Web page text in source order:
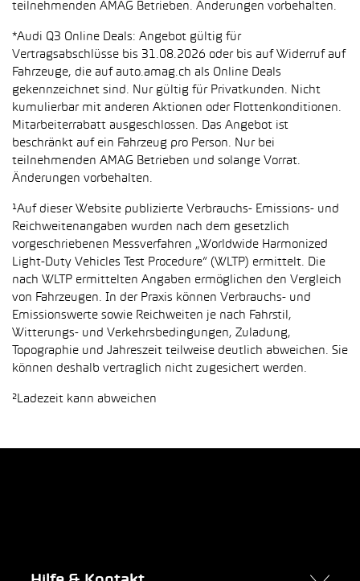
teilnehmenden AMAG Betrieben. Änderungen vorbehalten.
*Audi Q3 Online Deals: Angebot gültig für
Vertragsabschlüsse bis 31.08.2026 oder bis auf Widerruf auf
Fahrzeuge, die auf auto.amag.ch als Online Deals
gekennzeichnet sind. Nur gültig für Privatkunden. Nicht
kumulierbar mit anderen Aktionen oder Flottenkonditionen.
Mitarbeiterrabatt ausgeschlossen. Das Angebot ist
beschränkt auf ein Fahrzeug pro Person. Nur bei
teilnehmenden AMAG Betrieben und solange Vorrat.
Änderungen vorbehalten.
¹Auf dieser Website publizierte Verbrauchs- Emissions- und
Reichweitenangaben wurden nach dem gesetzlich
vorgeschriebenen Messverfahren „Worldwide Harmonized
Light-Duty Vehicles Test Procedure“ (WLTP) ermittelt. Die
nach WLTP ermittelten Angaben ermöglichen den Vergleich
von Fahrzeugen. In der Praxis können Verbrauchs- und
Emissionswerte sowie Reichweiten je nach Fahrstil,
Witterungs- und Verkehrsbedingungen, Zuladung,
Topographie und Jahreszeit teilweise deutlich abweichen. Sie
können deshalb vertraglich nicht zugesichert werden.
²Ladezeit kann abweichen